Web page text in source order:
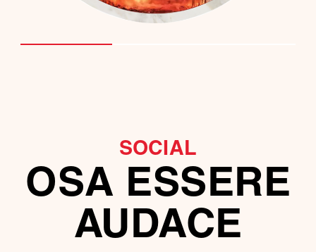
SOCIAL
OSA ESSERE
AUDACE